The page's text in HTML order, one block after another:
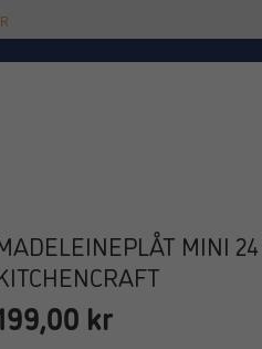
MINI
kr